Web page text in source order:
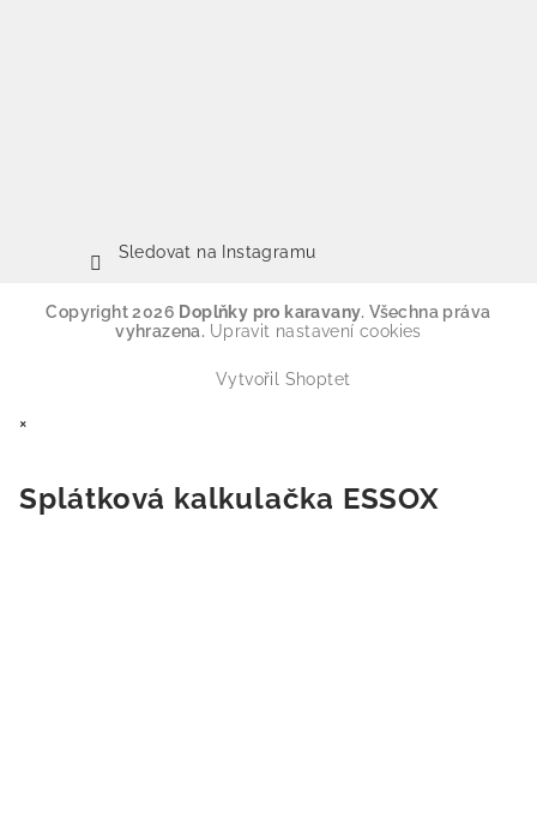
Sledovat na Instagramu
Copyright 2026 Doplňky pro karavany. Všechna práva
vyhrazena. Upravit nastavení cookies
Vytvořil Shoptet
×
Splátková kalkulačka ESSOX